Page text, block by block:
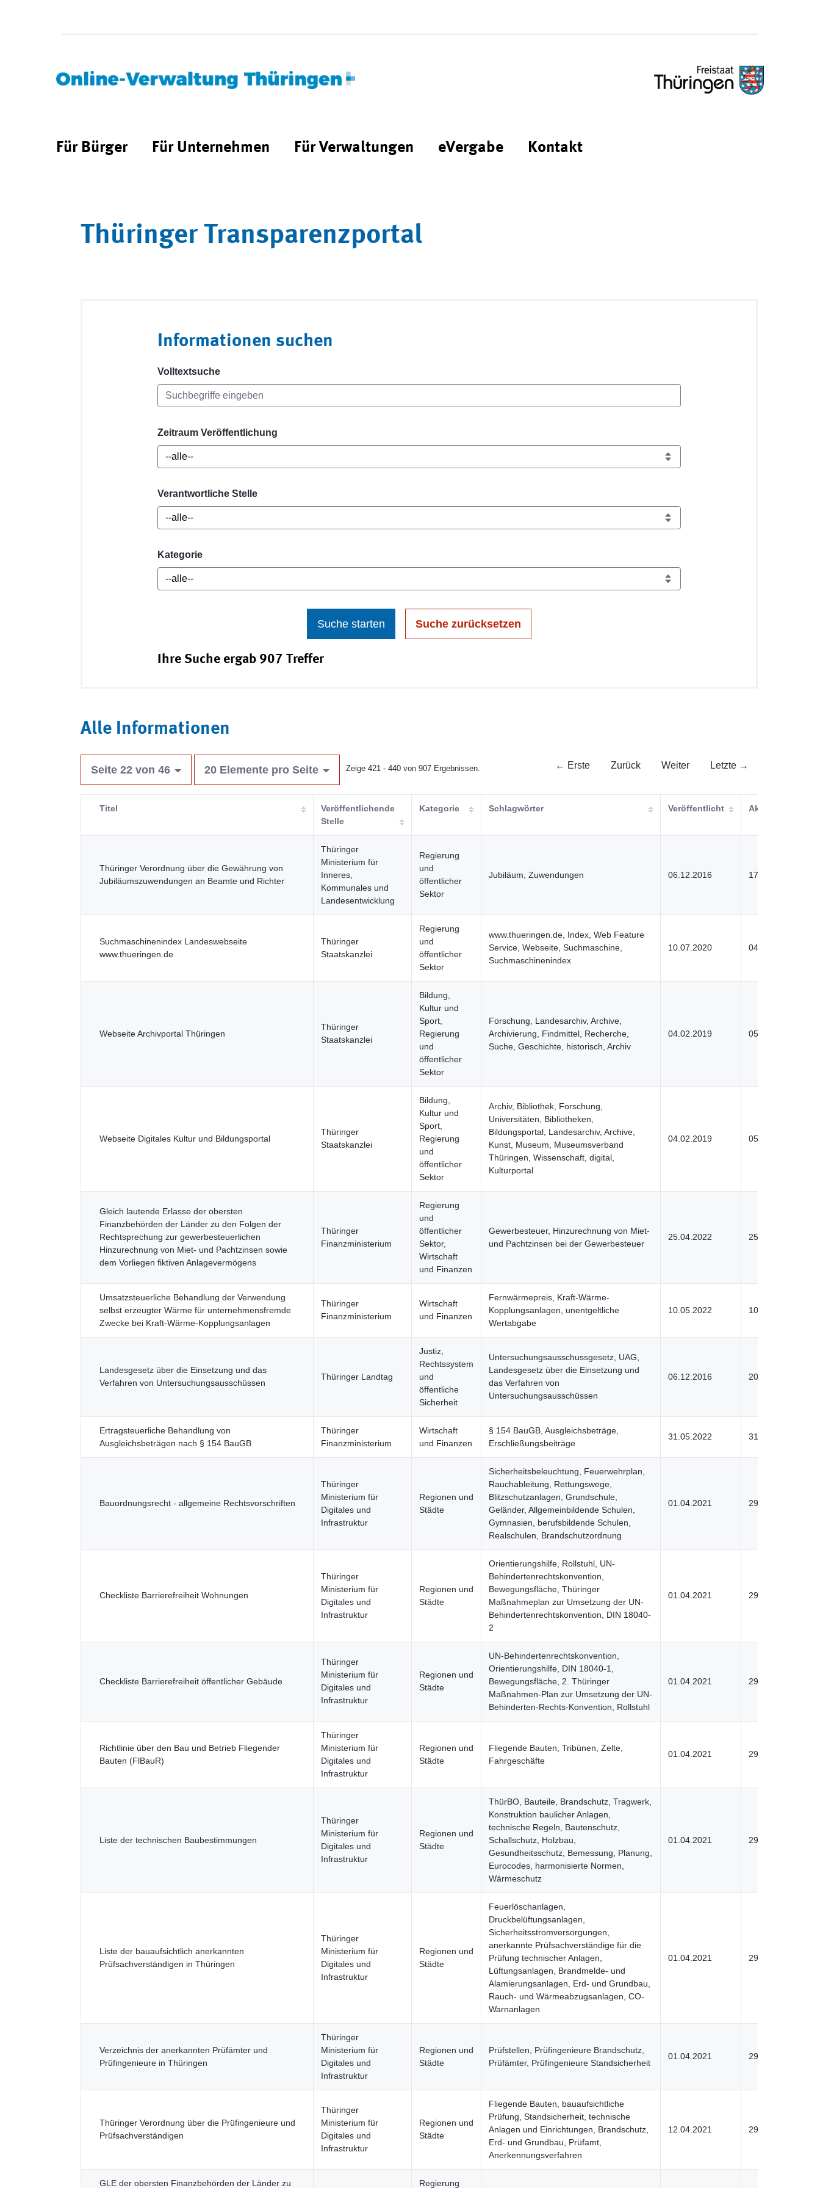
Für Bürger Für Unternehmen Für Verwaltungen eVergabe Kontakt
Thüringer Transparenzportal
Informationen suchen
Volltextsuche
Zeitraum Veröffentlichung
Verantwortliche Stelle
Kategorie
Suche starten Suche zurücksetzen
Ihre Suche ergab 907 Treffer
Alle Informationen
Seite 22 von 46 20 Elemente pro Seite Zeige 421 - 440 von 907 Ergebnissen. ← Erste Zurück Weiter Letzte →
Titel
Veröffentlichende
Stelle
Kategorie Schlagwörter Veröffentlicht Aktualisiert
Thüringer Verordnung über die Gewährung von
Jubiläumszuwendungen an Beamte und Richter
Thüringer
Ministerium für
Inneres,
Kommunales und
Landesentwicklung
Regierung
und
öffentlicher
Sektor
Jubiläum, Zuwendungen 06.12.2016 17.03.2022
Suchmaschinenindex Landeswebseite
www.thueringen.de
Thüringer
Staatskanzlei
Regierung
und
öffentlicher
Sektor
www.thueringen.de, Index, Web Feature
Service, Webseite, Suchmaschine,
Suchmaschinenindex
10.07.2020 04.04.2022
Webseite Archivportal Thüringen
Thüringer
Staatskanzlei
Bildung,
Kultur und
Sport,
Regierung
und
öffentlicher
Sektor
Forschung, Landesarchiv, Archive,
Archivierung, Findmittel, Recherche,
Suche, Geschichte, historisch, Archiv
04.02.2019 05.04.2022
Webseite Digitales Kultur und Bildungsportal
Thüringer
Staatskanzlei
Bildung,
Kultur und
Sport,
Regierung
und
öffentlicher
Sektor
Archiv, Bibliothek, Forschung,
Universitäten, Bibliotheken,
Bildungsportal, Landesarchiv, Archive,
Kunst, Museum, Museumsverband
Thüringen, Wissenschaft, digital,
Kulturportal
04.02.2019 05.04.2022
Gleich lautende Erlasse der obersten
Finanzbehörden der Länder zu den Folgen der
Rechtsprechung zur gewerbesteuerlichen
Hinzurechnung von Miet- und Pachtzinsen sowie
dem Vorliegen fiktiven Anlagevermögens
Thüringer
Finanzministerium
Regierung
und
öffentlicher
Sektor,
Wirtschaft
und Finanzen
Gewerbesteuer, Hinzurechnung von Miet-
und Pachtzinsen bei der Gewerbesteuer
25.04.2022 25.04.2022
Umsatzsteuerliche Behandlung der Verwendung
selbst erzeugter Wärme für unternehmensfremde
Zwecke bei Kraft-Wärme-Kopplungsanlagen
Thüringer
Finanzministerium
Wirtschaft
und Finanzen
Fernwärmepreis, Kraft-Wärme-
Kopplungsanlagen, unentgeltliche
Wertabgabe
10.05.2022 10.05.2022
Landesgesetz über die Einsetzung und das
Verfahren von Untersuchungsausschüssen
Thüringer Landtag
Justiz,
Rechtssystem
und
öffentliche
Sicherheit
Untersuchungsausschussgesetz, UAG,
Landesgesetz über die Einsetzung und
das Verfahren von
Untersuchungsausschüssen
06.12.2016 20.05.2022
Ertragsteuerliche Behandlung von
Ausgleichsbeträgen nach § 154 BauGB
Thüringer
Finanzministerium
Wirtschaft
und Finanzen
§ 154 BauGB, Ausgleichsbeträge,
Erschließungsbeiträge
31.05.2022 31.05.2022
Bauordnungsrecht - allgemeine Rechtsvorschriften
Thüringer
Ministerium für
Digitales und
Infrastruktur
Regionen und
Städte
Sicherheitsbeleuchtung, Feuerwehrplan,
Rauchableitung, Rettungswege,
Blitzschutzanlagen, Grundschule,
Geländer, Allgemeinbildende Schulen,
Gymnasien, berufsbildende Schulen,
Realschulen, Brandschutzordnung
01.04.2021 29.06.2022
Checkliste Barrierefreiheit Wohnungen
Thüringer
Ministerium für
Digitales und
Infrastruktur
Regionen und
Städte
Orientierungshilfe, Rollstuhl, UN-
Behindertenrechtskonvention,
Bewegungsfläche, Thüringer
Maßnahmeplan zur Umsetzung der UN-
Behindertenrechtskonvention, DIN 18040-
2
01.04.2021 29.06.2022
Checkliste Barrierefreiheit öffentlicher Gebäude
Thüringer
Ministerium für
Digitales und
Infrastruktur
Regionen und
Städte
UN-Behindertenrechtskonvention,
Orientierungshilfe, DIN 18040-1,
Bewegungsfläche, 2. Thüringer
Maßnahmen-Plan zur Umsetzung der UN-
Behinderten-Rechts-Konvention, Rollstuhl
01.04.2021 29.06.2022
Richtlinie über den Bau und Betrieb Fliegender
Bauten (FlBauR)
Thüringer
Ministerium für
Digitales und
Infrastruktur
Regionen und
Städte
Fliegende Bauten, Tribünen, Zelte,
Fahrgeschäfte
01.04.2021 29.06.2022
Liste der technischen Baubestimmungen
Thüringer
Ministerium für
Digitales und
Infrastruktur
Regionen und
Städte
ThürBO, Bauteile, Brandschutz, Tragwerk,
Konstruktion baulicher Anlagen,
technische Regeln, Bautenschutz,
Schallschutz, Holzbau,
Gesundheitsschutz, Bemessung, Planung,
Eurocodes, harmonisierte Normen,
Wärmeschutz
01.04.2021 29.06.2022
Liste der bauaufsichtlich anerkannten
Prüfsachverständigen in Thüringen
Thüringer
Ministerium für
Digitales und
Infrastruktur
Regionen und
Städte
Feuerlöschanlagen,
Druckbelüftungsanlagen,
Sicherheitsstromversorgungen,
anerkannte Prüfsachverständige für die
Prüfung technischer Anlagen,
Lüftungsanlagen, Brandmelde- und
Alamierungsanlagen, Erd- und Grundbau,
Rauch- und Wärmeabzugsanlagen, CO-
Warnanlagen
01.04.2021 29.06.2022
Verzeichnis der anerkannten Prüfämter und
Prüfingenieure in Thüringen
Thüringer
Ministerium für
Digitales und
Infrastruktur
Regionen und
Städte
Prüfstellen, Prüfingenieure Brandschutz,
Prüfämter, Prüfingenieure Standsicherheit
01.04.2021 29.06.2022
Thüringer Verordnung über die Prüfingenieure und
Prüfsachverständigen
Thüringer
Ministerium für
Digitales und
Infrastruktur
Regionen und
Städte
Fliegende Bauten, bauaufsichtliche
Prüfung, Standsicherheit, technische
Anlagen und Einrichtungen, Brandschutz,
Erd- und Grundbau, Prüfamt,
Anerkennungsverfahren
12.04.2021 29.06.2022
GLE der obersten Finanzbehörden der Länder zu Regierung